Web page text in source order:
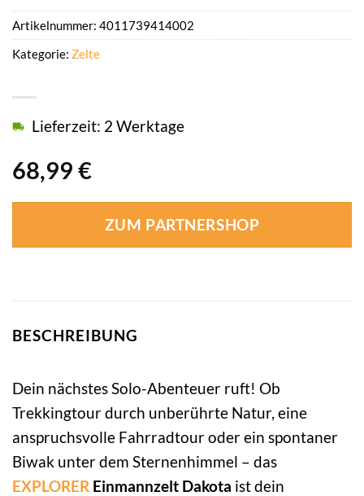
68,99 €
Lieferzeit: 2 Werktage
ZUM PARTNERSHOP
Artikelnummer: 4011739414002
Kategorie: Zelte
BESCHREIBUNG
Dein nächstes Solo-Abenteuer ruft! Ob
Trekkingtour durch unberührte Natur, eine
anspruchsvolle Fahrradtour oder ein spontaner
Biwak unter dem Sternenhimmel – das
EXPLORER Einmannzelt Dakota ist dein